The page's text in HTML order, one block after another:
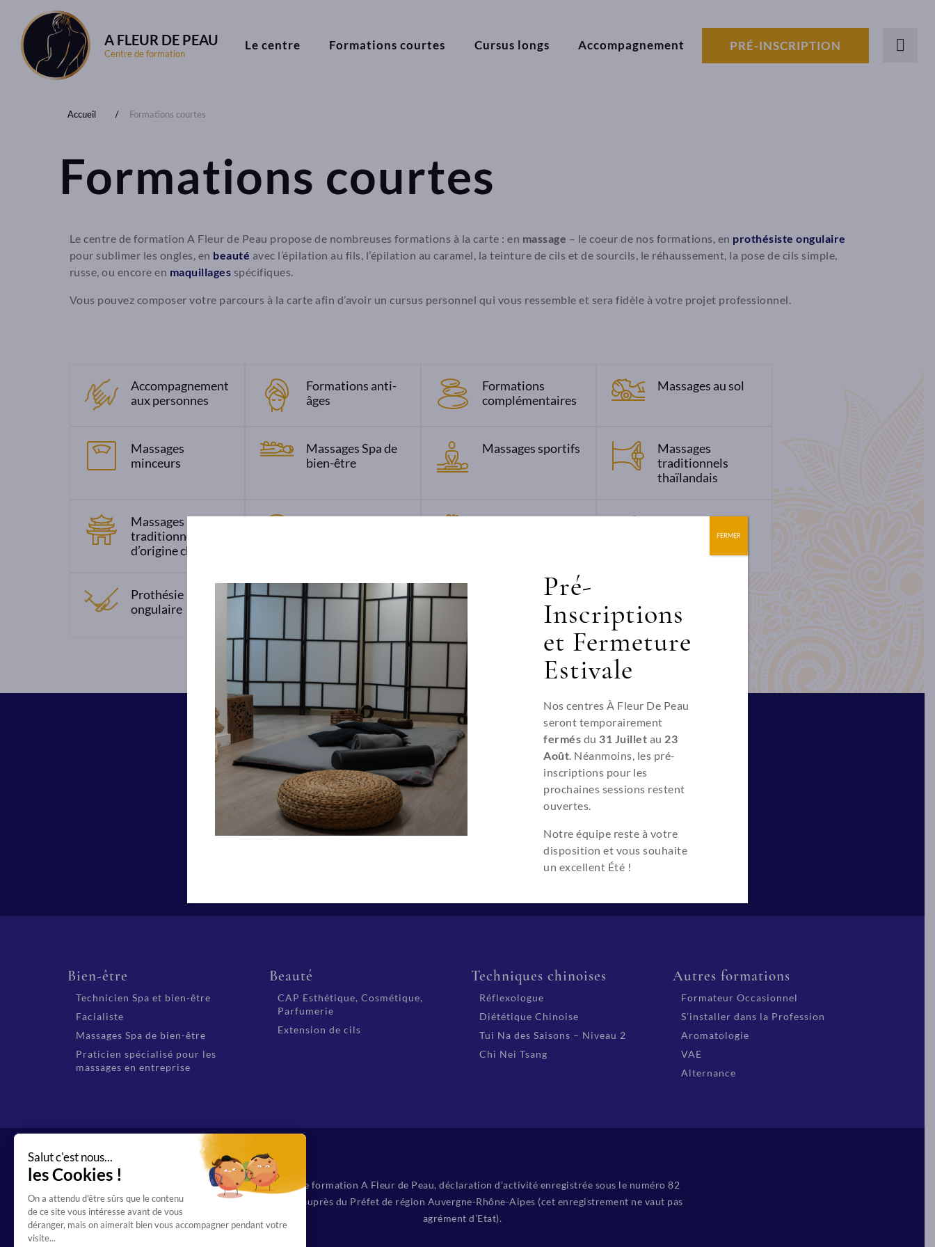
A FLEUR DE PEAU
Centre de formation
Le centre Formations courtes Cursus longs Accompagnement PRÉ-INSCRIPTION
Accueil Formations courtes
Formations courtes
Le centre de formation A Fleur de Peau propose de nombreuses formations à la carte : en massage – le coeur de nos formations, en prothésiste ongulaire
pour sublimer les ongles, en beauté avec l’épilation au fils, l’épilation au caramel, la teinture de cils et de sourcils, le réhaussement, la pose de cils simple,
russe, ou encore en maquillages spécifiques.
Vous pouvez composer votre parcours à la carte afin d’avoir un cursus personnel qui vous ressemble et sera fidèle à votre projet professionnel.
Accompagnement
aux personnes
Formations anti-
âges
Formations
complémentaires
Massages au sol
Massages
minceurs
Massages Spa de
bien-être
Massages sportifs
Massages
traditionnels
thaïlandais
Massages
traditionnels
d’origine chinoise
Massages
Réflexologies Maquillage
Prothésie
ongulaire
Beauté
Siège social
269 Rue Duguesclin
69003 LYON
Restons en contact
+(33) 04 78 84 24 91
Suivez nous
Bien-être
Technicien Spa et bien-être
Facialiste
Massages Spa de bien-être
Praticien spécialisé pour les
massages en entreprise
Beauté
CAP Esthétique, Cosmétique,
Parfumerie
Extension de cils
Techniques chinoises
Réflexologue
Diététique Chinoise
Tui Na des Saisons – Niveau 2
Chi Nei Tsang
Autres formations
Formateur Occasionnel
S’installer dans la Profession
Aromatologie
VAE
Alternance
Organisme de formation A Fleur de Peau, déclaration d’activité enregistrée sous le numéro 82
69 12544 69 auprès du Préfet de région Auvergne-Rhône-Alpes (cet enregistrement ne vaut pas
agrément d’Etat).
Pré-
Inscriptions
et Fermeture
Estivale
Nos centres À Fleur De Peau
seront temporairement
fermés du 31 Juillet au 23
Août . Néanmoins, les pré-
inscriptions pour les
prochaines sessions restent
ouvertes.
Notre équipe reste à votre
disposition et vous souhaite
un excellent Été !
FERMER